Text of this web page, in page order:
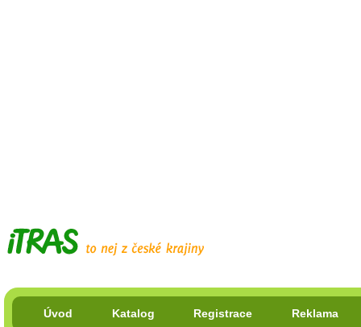
Úvod Katalog Registrace Reklama